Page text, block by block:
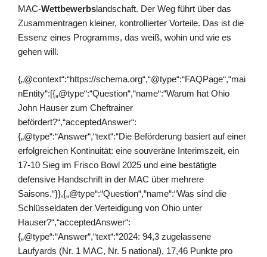
MAC-Wettbewerbslandschaft. Der Weg führt über das
Zusammentragen kleiner, kontrollierter Vorteile. Das ist die
Essenz eines Programms, das weiß, wohin und wie es
gehen will.
{„@context“:“https://schema.org“,“@type“:“FAQPage“,“mai
nEntity“:[{„@type“:“Question“,“name“:“Warum hat Ohio
John Hauser zum Cheftrainer
befördert?“,“acceptedAnswer“:
{„@type“:“Answer“,“text“:“Die Beförderung basiert auf einer
erfolgreichen Kontinuität: eine souveräne Interimszeit, ein
17-10 Sieg im Frisco Bowl 2025 und eine bestätigte
defensive Handschrift in der MAC über mehrere
Saisons.“}},{„@type“:“Question“,“name“:“Was sind die
Schlüsseldaten der Verteidigung von Ohio unter
Hauser?“,“acceptedAnswer“:
{„@type“:“Answer“,“text“:“2024: 94,3 zugelassene
Laufyards (Nr. 1 MAC, Nr. 5 national), 17,46 Punkte pro